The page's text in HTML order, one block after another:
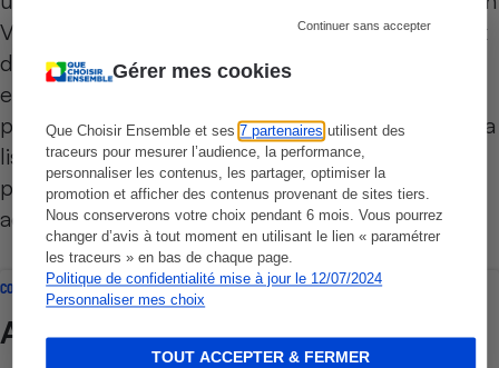
Gérer mes cookies
Que Choisir Ensemble et ses7 partenaires utilisent des
traceurs pour mesurer l’audience, la performance,
personnaliser les contenus, les partager, optimiser la
promotion et afficher des contenus provenant de sites tiers.
Nous conserverons votre choix pendant 6 mois. Vous pourrez
changer d’avis à tout moment en utilisant le lien « paramétrer
les traceurs » en bas de chaque page.
Politique de confidentialité mise à jour le 12/07/2024
Personnaliser mes choix
Continuer sans accepter
TOUT ACCEPTER & FERMER
VPN pour l’adapter au mieux à ses besoins (choix
du protocole, activation de certaines options,
etc.). Ces réglages sont toutefois à manier avec
précaution. L’une des options les plus utiles est la
liste des serveurs qui permet de choisir le pays
par lequel on souhaite passer. Une nouvelle
adresse IP « locale » vous est alors attribuée.
COMPARATIF
Antivirus